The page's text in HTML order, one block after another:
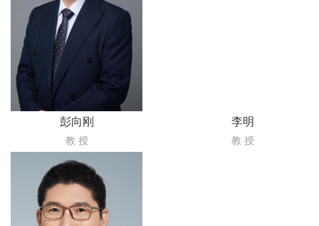
彭向刚
教 授
李明
教 授